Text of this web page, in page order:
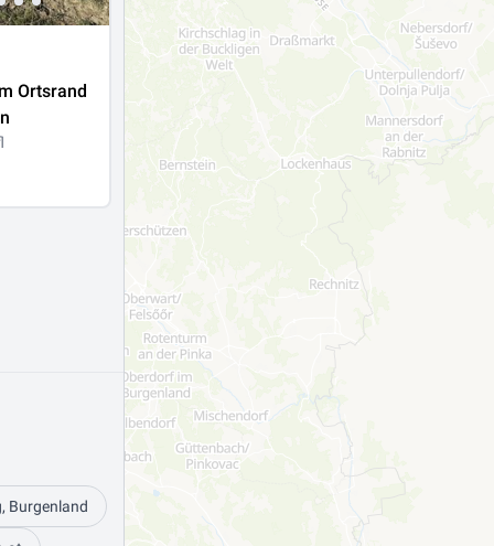
Ortsrand
Burgenland